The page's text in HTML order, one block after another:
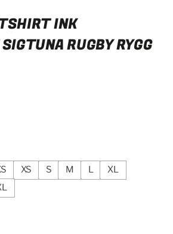
INK
RUGBY RYGG
XS S M L
XL